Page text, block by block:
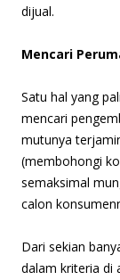
dijual.
Mencari
Satu hal yang
mencari
mutunya
(membohongi
semaksimal
calon
Dari sekian
dalam kriteria di